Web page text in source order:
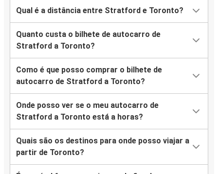
Qual é a distância entre Stratford e Toronto?
Quanto custa o bilhete de autocarro de
Stratford a Toronto?
Como é que posso comprar o bilhete de
autocarro de Stratford a Toronto?
Onde posso ver se o meu autocarro de
Stratford a Toronto está a horas?
Quais são os destinos para onde posso viajar a
partir de Toronto?